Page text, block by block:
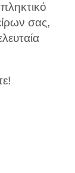
σας,